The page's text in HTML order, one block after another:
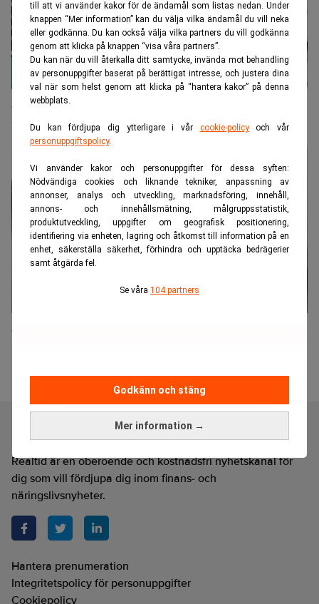
till att vi använder kakor för de ändamål som listas nedan. Under
knappen “Mer information” kan du välja vilka ändamål du vill neka
eller godkänna. Du kan också välja vilka partners du vill godkänna
genom att klicka på knappen “visa våra partners”.
Du kan när du vill återkalla ditt samtycke, invända mot behandling
av personuppgifter baserat på berättigat intresse, och justera dina
val när som helst genom att klicka på “hantera kakor” på denna
webbplats.
Du kan fördjupa dig ytterligare i vår cookie-policyoch vår
personuppgiftspolicy.
Vi använder kakor och personuppgifter för dessa syften:
Nödvändiga cookies och liknande tekniker, anpassning av
annonser, analys och utveckling, marknadsföring, innehåll,
annons- och innehållsmätning, målgruppsstatistik,
produktutveckling, uppgifter om geografisk positionering,
identifiering via enheten, lagring och åtkomst till information på en
enhet, säkerställa säkerhet, förhindra och upptäcka bedrägerier
samt åtgärda fel.
Se våra 104 partners
Mer information →
Godkänn och stäng
Shopify bommar förväntningarna och vänder till
förlust
Shopify inleder samarbete med Youtube
Realtid är en oberoende och kostnadsfri nyhetskanal för
dig som vill fördjupa dig inom finans- och
näringslivsnyheter.
Hantera prenumeration
Integritetspolicy för personuppgifter
Cookiepolicy